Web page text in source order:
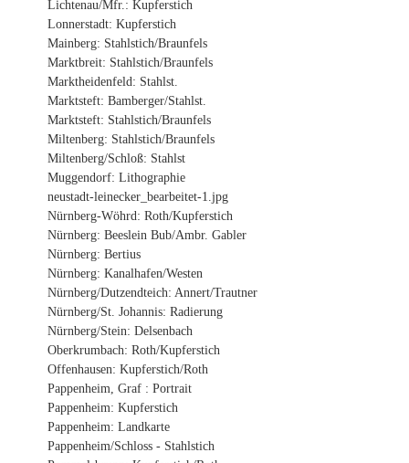
Lichtenau/Mfr.: Kupferstich
Lonnerstadt: Kupferstich
Mainberg: Stahlstich/Braunfels
Marktbreit: Stahlstich/Braunfels
Marktheidenfeld: Stahlst.
Marktsteft: Bamberger/Stahlst.
Marktsteft: Stahlstich/Braunfels
Miltenberg: Stahlstich/Braunfels
Miltenberg/Schloß: Stahlst
Muggendorf: Lithographie
neustadt-leinecker_bearbeitet-1.jpg
Nürnberg-Wöhrd: Roth/Kupferstich
Nürnberg: Beeslein Bub/Ambr. Gabler
Nürnberg: Bertius
Nürnberg: Kanalhafen/Westen
Nürnberg/Dutzendteich: Annert/Trautner
Nürnberg/St. Johannis: Radierung
Nürnberg/Stein: Delsenbach
Oberkrumbach: Roth/Kupferstich
Offenhausen: Kupferstich/Roth
Pappenheim, Graf : Portrait
Pappenheim: Kupferstich
Pappenheim: Landkarte
Pappenheim/Schloss - Stahlstich